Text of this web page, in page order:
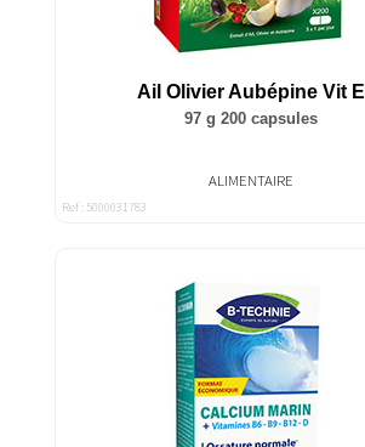
Ail Olivier Aubépine Vit E
97 g 200 capsules
ALIMENTAIRE
Ref : 5000031783